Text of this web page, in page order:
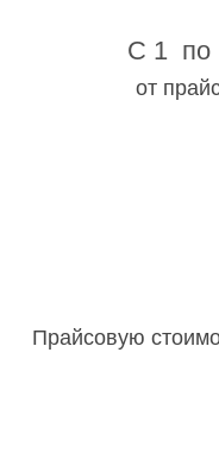
С 1 по
от
Прайсовую